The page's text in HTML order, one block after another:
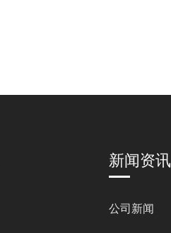
新闻资讯
公司新闻